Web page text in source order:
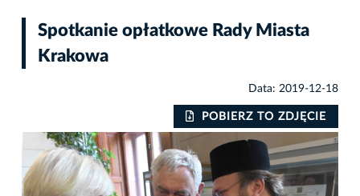
Spotkanie opłatkowe Rady Miasta
Krakowa
Data: 2019-12-18
POBIERZ TO ZDJĘCIE